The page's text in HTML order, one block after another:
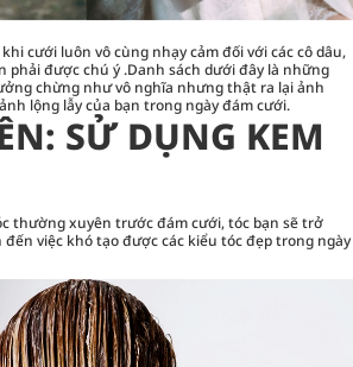
cưới luôn vô cùng nhạy cảm đối với các cô dâu,
phải được chú ý .Danh sách dưới đây là những
chừng như vô nghĩa nhưng thật ra lại ảnh
lộng lẫy của bạn trong ngày đám cưới.
SỬ DỤNG KEM
thường xuyên trước đám cưới, tóc bạn sẽ trở
việc khó tạo được các kiểu tóc đẹp trong ngày